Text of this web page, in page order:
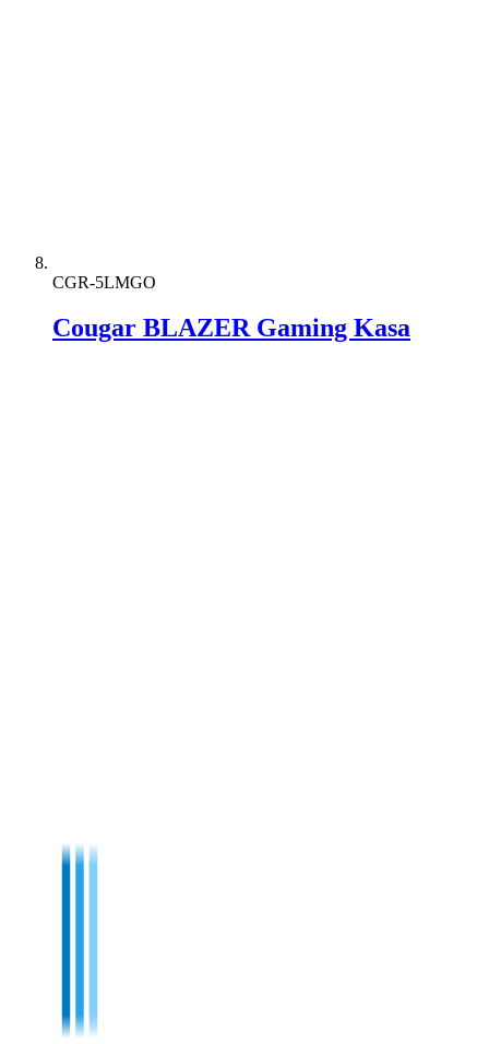
CGR-5LMGO
Cougar BLAZER Gaming Kasa